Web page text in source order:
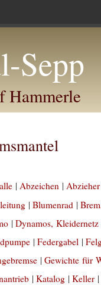
Sepp
Hammerle
alle |Abzeichen |
|Blumenrad |
|Dynamos, Kleidernetz
|Federgabel |
|Gewichte für
|Katalog |Keller